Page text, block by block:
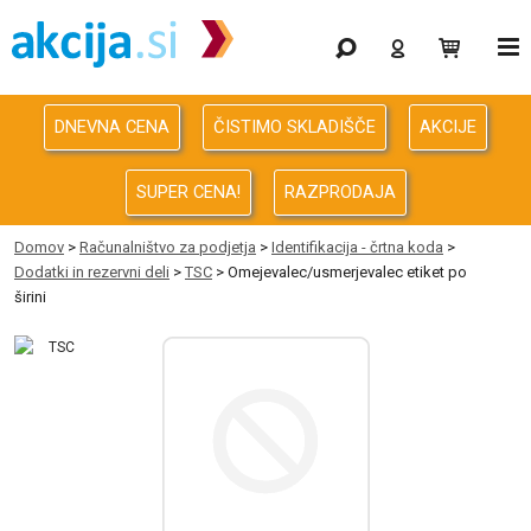
Gaming
Odprodaja
Računalništvo
Računalništvo za podjetja
Avdio Video Foto
Energija
DNEVNA CENA ČISTIMO SKLADIŠČE AKCIJE
SUPER CENA! RAZPRODAJA
Domov > Računalništvo za podjetja > Identifikacija - črtna koda >
Dodatki in rezervni deli > TSC > Omejevalec/usmerjevalec etiket po
širini